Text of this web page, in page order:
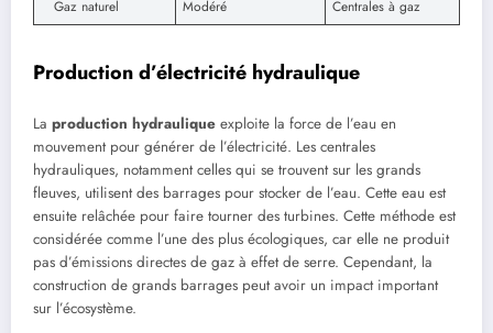
Gaz naturel
Modéré Centrales à gaz
Production d’électricité hydraulique
La production hydraulique exploite la force de l’eau en
mouvement pour générer de l’électricité. Les centrales
hydrauliques, notamment celles qui se trouvent sur les grands
fleuves, utilisent des barrages pour stocker de l’eau. Cette eau est
ensuite relâchée pour faire tourner des turbines. Cette méthode est
considérée comme l’une des plus écologiques, car elle ne produit
pas d’émissions directes de gaz à effet de serre. Cependant, la
construction de grands barrages peut avoir un impact important
sur l’écosystème.